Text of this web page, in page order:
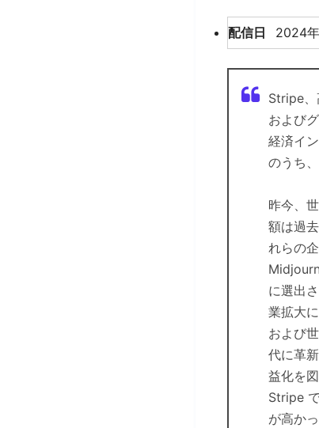
配信日 2024
Stripe、
および
経済イ
のうち
昨今、
額は過
れらの
に選出
業拡大
および
代に革
益化を
Stripe
が高か